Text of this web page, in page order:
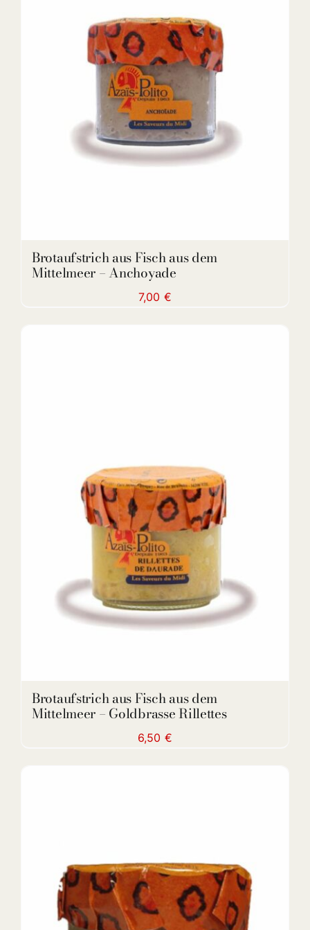
DETAILS
Brotaufstrich aus Fisch aus dem
Mittelmeer – Anchoyade
7,00 €
DETAILS
Brotaufstrich aus Fisch aus dem
Mittelmeer – Goldbrasse Rillettes
6,50 €